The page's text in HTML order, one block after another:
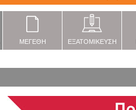
ΜΕΓΕΘΗ ΕΞΑΤΟΜΙΚΕΥΣΗ